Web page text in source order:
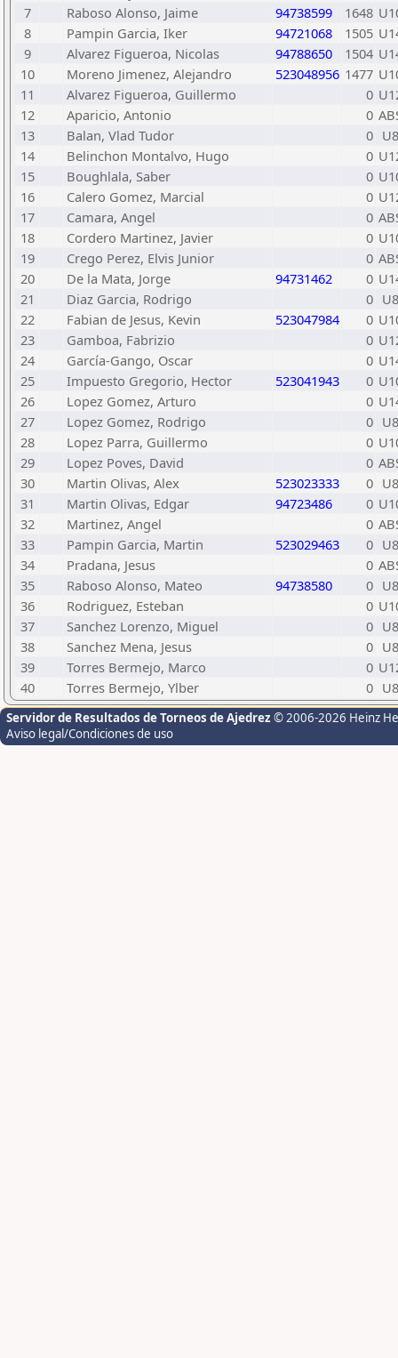
7
Raboso Alonso, Jaime 94738599 1648
8
Pampin Garcia, Iker 94721068 1505
9
Alvarez Figueroa, Nicolas 94788650 1504
10
Moreno Jimenez, Alejandro 523048956 1477
11
Alvarez Figueroa, Guillermo 0
12
Aparicio, Antonio 0
13
Balan, Vlad Tudor 0 U8
14
Belinchon Montalvo, Hugo 0
15
Boughlala, Saber 0
16
Calero Gomez, Marcial 0
17
Camara, Angel 0
18
Cordero Martinez, Javier 0
19
Crego Perez, Elvis Junior 0
20
De la Mata, Jorge 94731462 0
21
Diaz Garcia, Rodrigo 0 U8
22
Fabian de Jesus, Kevin 523047984 0
23
Gamboa, Fabrizio 0
24
García-Gango, Oscar 0
25
Impuesto Gregorio, Hector 523041943 0
26
Lopez Gomez, Arturo 0
27
Lopez Gomez, Rodrigo 0 U8
28
Lopez Parra, Guillermo 0
29
Lopez Poves, David 0
30
Martin Olivas, Alex 523023333 0 U8
31
Martin Olivas, Edgar 94723486 0
32
Martinez, Angel 0
33
Pampin Garcia, Martin 523029463 0 U8
34
Pradana, Jesus 0
35
Raboso Alonso, Mateo 94738580 0 U8
36
Rodriguez, Esteban 0
37
Sanchez Lorenzo, Miguel 0 U8
38
Sanchez Mena, Jesus 0 U8
39
Torres Bermejo, Marco 0
40
Torres Bermejo, Ylber 0 U8
Servidor de Resultados de Torneos de Ajedrez © 2006-2026 Heinz
Aviso legal/Condiciones de uso